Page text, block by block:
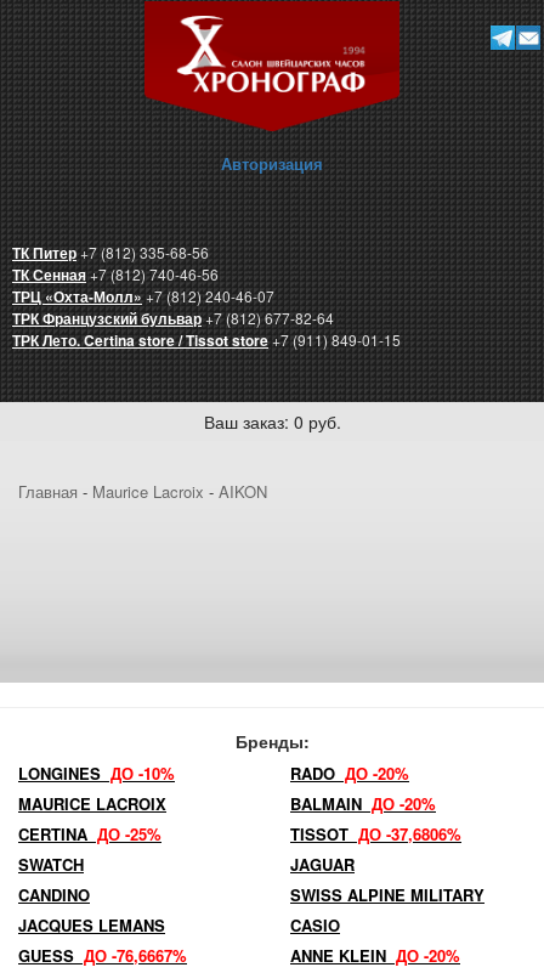
Авторизация
ТК Питер+7 (812) 335-68-56
ТК Сенная+7 (812) 740-46-56
ТРЦ «Охта-Молл»+7 (812) 240-46-07
ТРК Французский бульвар+7 (812) 677-82-64
ТРК Лето. Certina store / Tissot store+7 (911) 849-01-15
Ваш заказ: 0 руб.
Главная - Maurice Lacroix - AIKON
Бренды:
LONGINES ДО -10% RADO ДО -20%
MAURICE LACROIX
BALMAIN ДО -20%
CERTINA ДО -25% TISSOT ДО -37,6806%
SWATCH
JAGUAR
CANDINO
SWISS ALPINE MILITARY
JACQUES LEMANS
CASIO
GUESS ДО -76,6667% ANNE KLEIN ДО -20%